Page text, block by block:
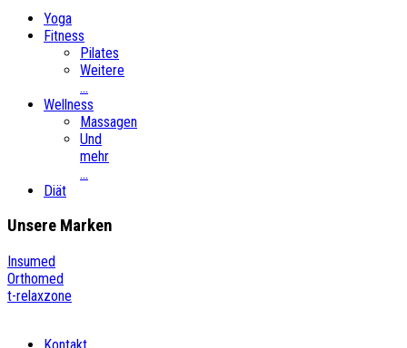
Yoga
Fitness
Pilates
Weitere
...
Wellness
Massagen
Und
mehr
...
Diät
Unsere Marken
Insumed
Orthomed
t-relaxzone